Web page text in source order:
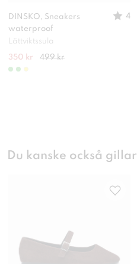
DINSKO, Sneakers
waterproof
4
Lättviktssula
350 kr 499 kr
Du kanske också gillar